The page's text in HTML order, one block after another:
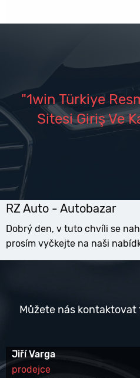
"1win Türkiye
Sitesi Giriş Ve
RZ Auto - Autobazar
Dobrý den, v tuto chvíli se
prosím vyčkejte na naši
Můžete nás
Jiří Varga
prodejce